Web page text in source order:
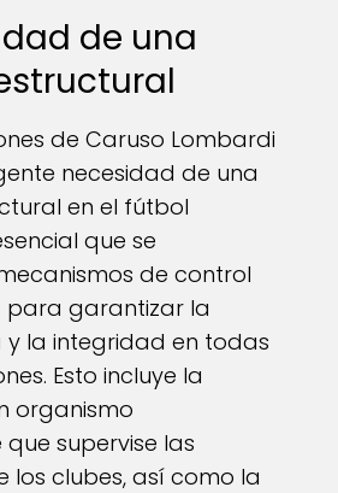
de una
de Caruso Lombardi
necesidad de una
en el fútbol
que se
de control
para garantizar la
la integridad en todas
Esto incluye la
organismo
supervise las
los clubes, así como la